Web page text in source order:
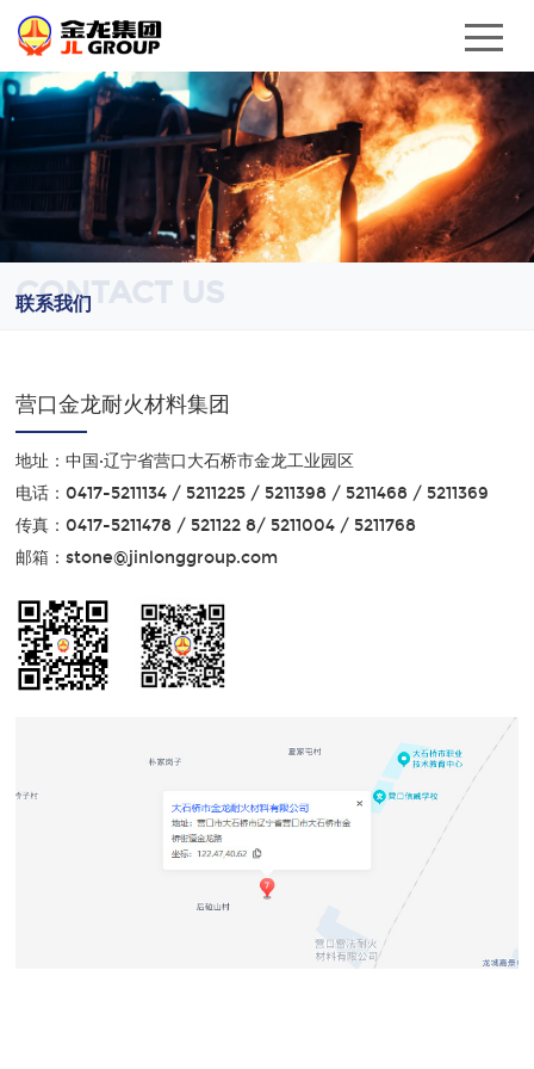
CONTACT US
联系我们
营口金龙耐火材料集团
地址：中国·辽宁省营口大石桥市金龙工业园区
电话：0417-5211134 / 5211225 / 5211398 / 5211468 / 5211369
传真：0417-5211478 / 521122 8/ 5211004 / 5211768
邮箱：stone@jinlonggroup.com